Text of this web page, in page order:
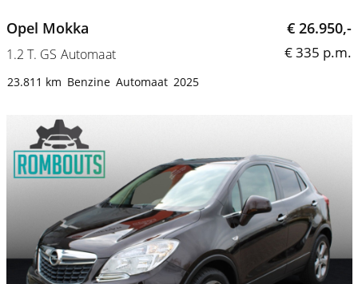
Opel Mokka
1.2 T. GS Automaat
€ 26.950,-
€ 335 p.m.
23.811 km Benzine Automaat 2025